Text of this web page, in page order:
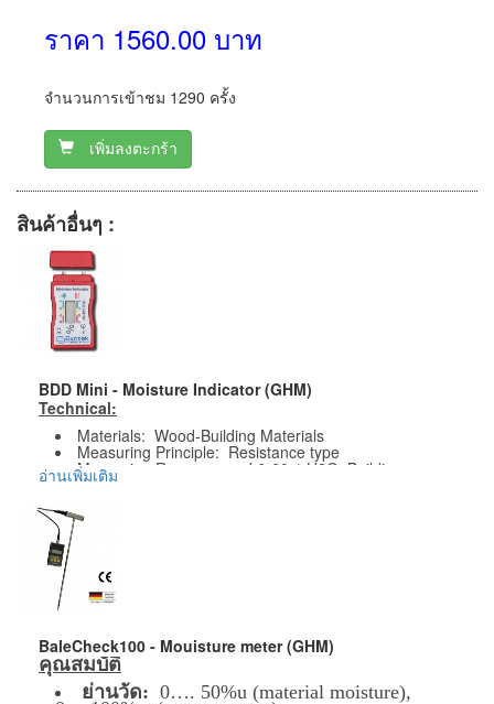
ราคา 1560.00 บาท
จำนวนการเข้าชม 1290 ครั้ง
เพิ่มลงตะกร้า
สินค้าอื่นๆ :
BDD Mini - Moisture Indicator (GHM)
Technical:
Materials: Wood-Building Materials
Measuring Principle: Resistance type
Measuring Range: wood 6-60% H2O, Building
material 6-60% H
Display: LCD 3 ½ digits
Size: 75 x 38 x 15 mm
Weight (include battery): 35g
ข้อมูลเพิ่มเติม :
จัดส่งฟรี โดย Kerry Express หรือ EMS
รับประกันสินค้า 1 ปี
อ่านเพิ่มเติม
BaleCheck100 - Mouisture meter (GHM)
คุณสมบัติ
ย่านวัด: 0…. 50%u (material moisture),